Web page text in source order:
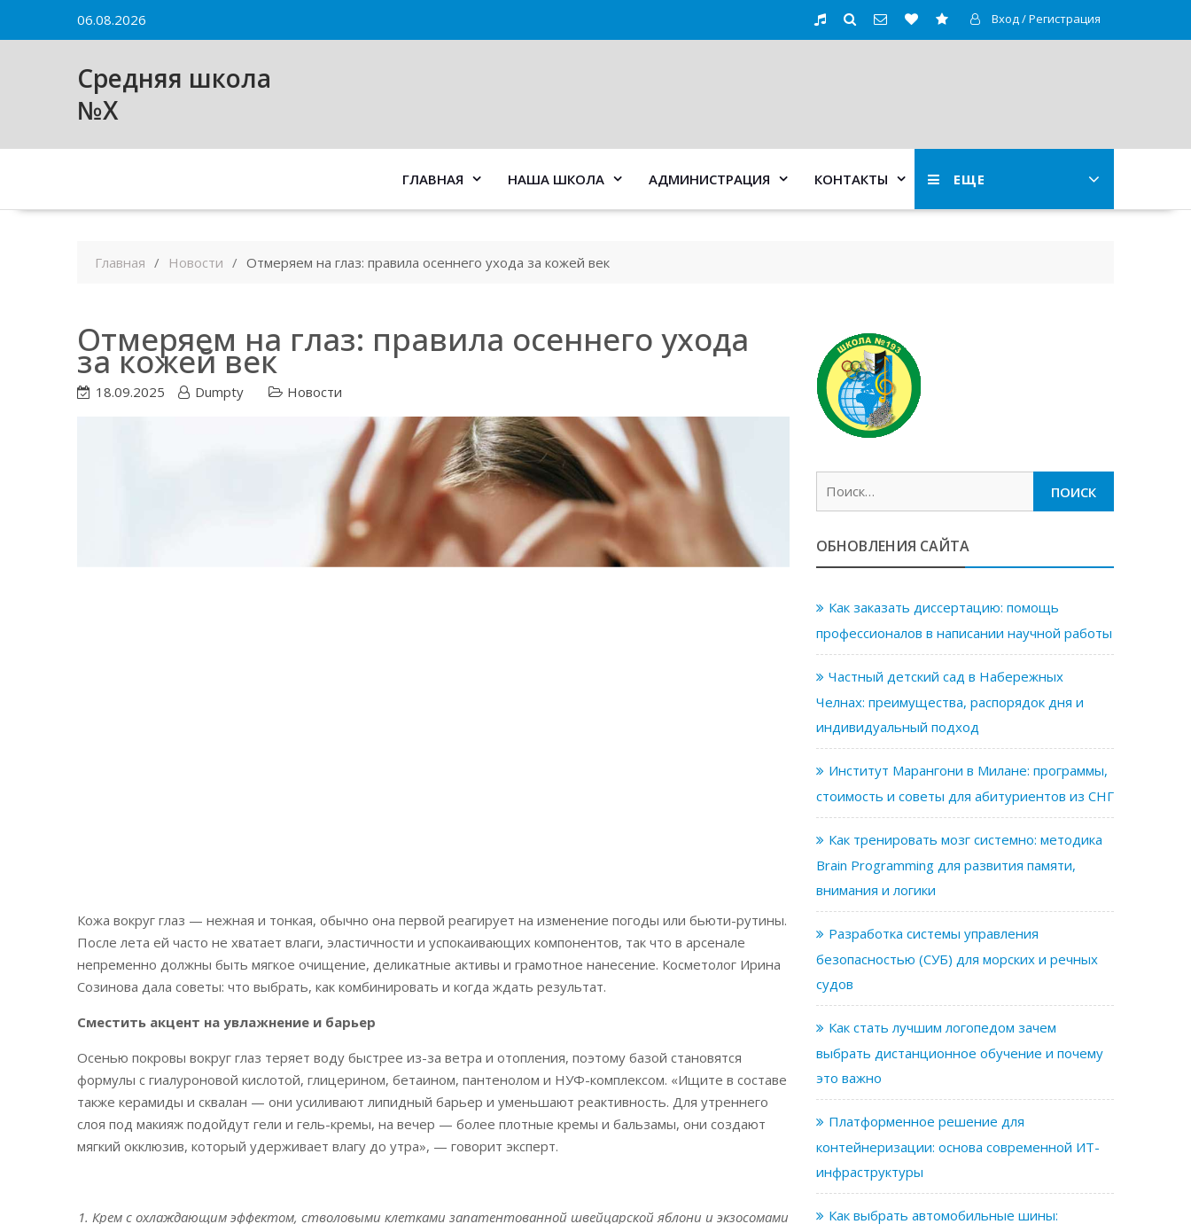
06.08.2026 Вход / Регистрация
Средняя школа
№X
ЕЩЕ
ГЛАВНАЯ НАША ШКОЛА АДМИНИСТРАЦИЯ КОНТАКТЫ
Главная Новости Отмеряем на глаз: правила осеннего ухода за кожей век
Отмеряем на глаз: правила осеннего ухода
за кожей век
18.09.2025 Dumpty Новости
Кожа вокруг глаз — нежная и тонкая, обычно она первой реагирует на изменение погоды или бьюти-рутины.
После лета ей часто не хватает влаги, эластичности и успокаивающих компонентов, так что в арсенале
непременно должны быть мягкое очищение, деликатные активы и грамотное нанесение. Косметолог Ирина
Созинова дала советы: что выбрать, как комбинировать и когда ждать результат.
Сместить акцент на увлажнение и барьер
Осенью покровы вокруг глаз теряет воду быстрее из-за ветра и отопления, поэтому базой становятся
формулы с гиалуроновой кислотой, глицерином, бетаином, пантенолом и НУФ-комплексом. «Ищите в составе
также керамиды и сквалан — они усиливают липидный барьер и уменьшают реактивность. Для утреннего
слоя под макияж подойдут гели и гель-кремы, на вечер — более плотные кремы и бальзамы, они создают
мягкий окклюзив, который удерживает влагу до утра», — говорит эксперт.
1. Крем с охлаждающим эффектом, стволовыми клетками запатентованной швейцарской яблони и экзосомами
ОБНОВЛЕНИЯ САЙТА
Как заказать диссертацию: помощь
профессионалов в написании научной работы
Частный детский сад в Набережных
Челнах: преимущества, распорядок дня и
индивидуальный подход
Институт Марангони в Милане: программы,
стоимость и советы для абитуриентов из СНГ
Как тренировать мозг системно: методика
Brain Programming для развития памяти,
внимания и логики
Разработка системы управления
безопасностью (СУБ) для морских и речных
судов
Как стать лучшим логопедом зачем
выбрать дистанционное обучение и почему
это важно
Платформенное решение для
контейнеризации: основа современной ИТ-
инфраструктуры
Как выбрать автомобильные шины: